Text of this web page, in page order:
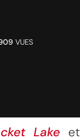
VUES
Lakeet